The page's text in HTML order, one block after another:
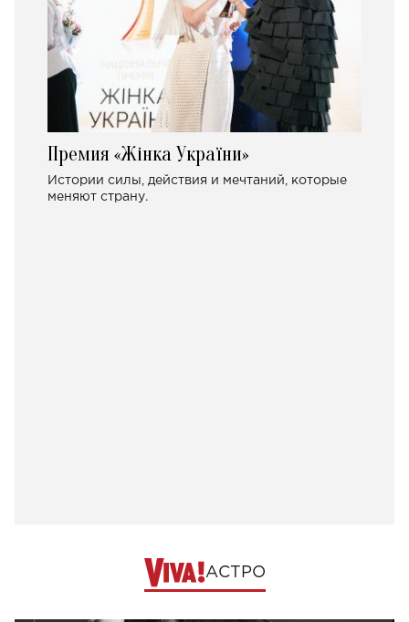
Премия «Жінка України»
Истории силы, действия и мечтаний, которые
меняют страну.
АСТРО